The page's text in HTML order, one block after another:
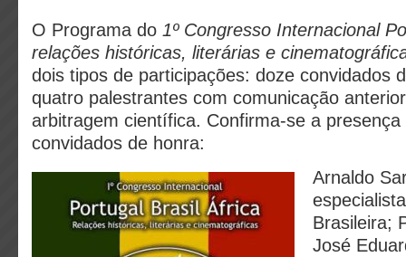
O Programa do 1º Congresso Internacional
relações históricas, literárias e
dois tipos de participações: doze convidados
quatro palestrantes com comunicação
arbitragem científica. Confirma-se a presença
convidados de honra:
Arnaldo
Brasileira;
José